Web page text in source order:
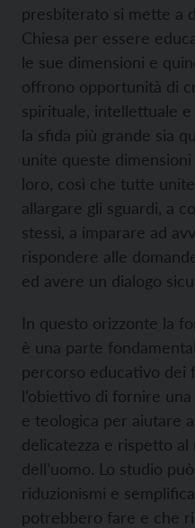
presbiterato si mette a
Chiesa per essere
le sue dimensioni e
offrono opportunità di
spirituale, intellettuale
la sfida più grande sia
unite queste
loro, così che tutte
allargare gli sguardi, a
stessi, a imparare ad
rispondere alle
ed avere un dialogo
In questo orizzonte la
è una parte
percorso educativo dei
l’obiettivo di fornire
e teologica per aiutare
delicatezza e rispetto
dell’uomo. Lo studio
riduzionismi e
potrebbero fare e che